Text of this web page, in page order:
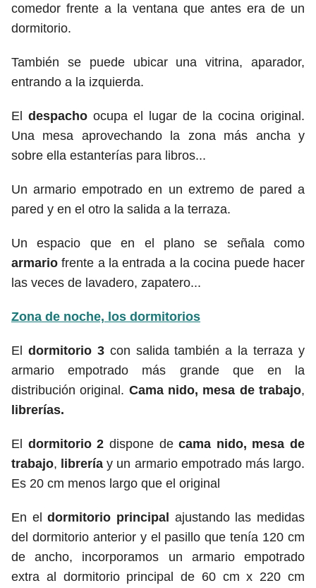
comedor frente a la ventana que antes era de un
dormitorio.
También se puede ubicar una vitrina, aparador,
entrando a la izquierda.
El despacho ocupa el lugar de la cocina original.
Una mesa aprovechando la zona más ancha y
sobre ella estanterías para libros...
Un armario empotrado en un extremo de pared a
pared y en el otro la salida a la terraza.
Un espacio que en el plano se señala como
armario frente a la entrada a la cocina puede hacer
las veces de lavadero, zapatero...
Zona de noche, los dormitorios
El dormitorio 3con salida también a la terraza y
armario empotrado más grande que en la
distribución original. Cama nido, mesa de trabajo,
librerías.
El dormitorio 2 dispone decama nido, mesa de
trabajo, libreríay un armario empotrado más largo.
Es 20 cm menos largo que el original
En eldormitorio principal ajustando las medidas
del dormitorio anterior y el pasillo que tenía 120 cm
de ancho, incorporamos un armario empotrado
extra al dormitorio principal de 60 cm x 220 cm